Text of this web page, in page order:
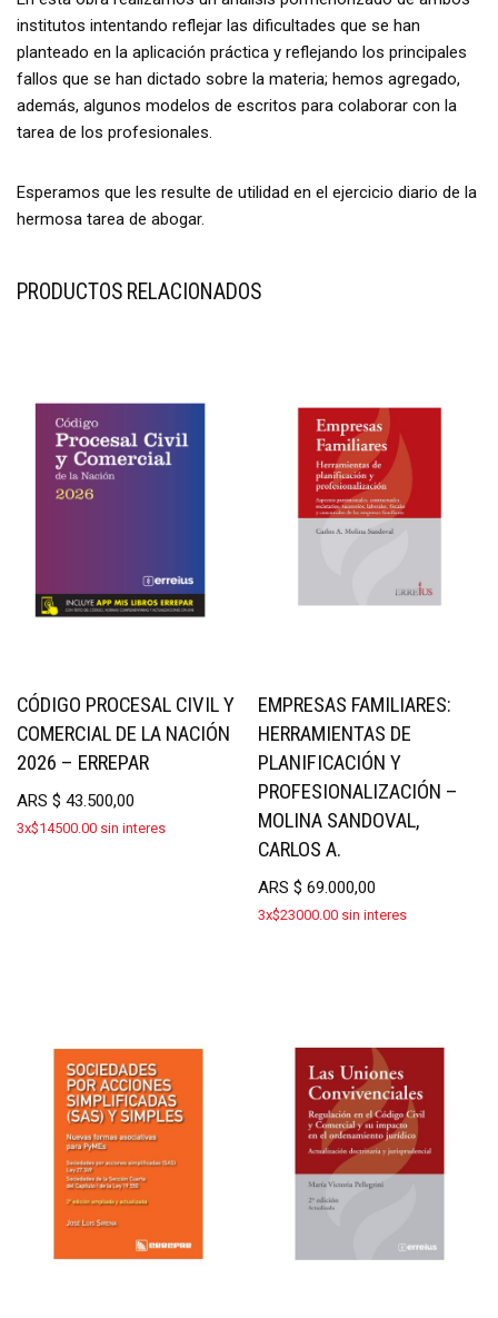
institutos intentando reflejar las dificultades que se han
planteado en la aplicación práctica y reflejando los principales
fallos que se han dictado sobre la materia; hemos agregado,
además, algunos modelos de escritos para colaborar con la
tarea de los profesionales.
Esperamos que les resulte de utilidad en el ejercicio diario de la
hermosa tarea de abogar.
PRODUCTOS RELACIONADOS
CÓDIGO PROCESAL CIVIL Y
COMERCIAL DE LA NACIÓN
2026 – ERREPAR
ARS $ 43.500,00
3x$14500.00 sin interes
EMPRESAS FAMILIARES:
HERRAMIENTAS DE
PLANIFICACIÓN Y
PROFESIONALIZACIÓN –
MOLINA SANDOVAL,
CARLOS A.
ARS$ 69.000,00
3x$23000.00 sin interes